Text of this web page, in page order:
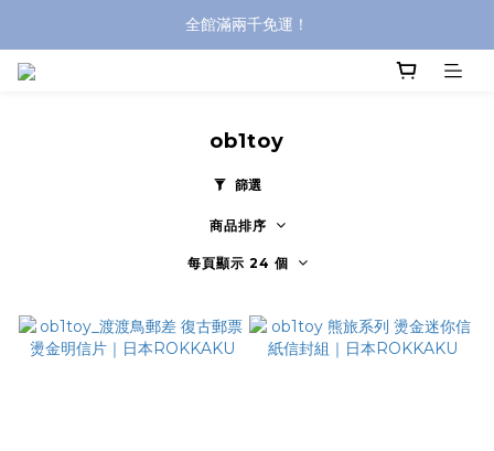
全館滿兩千免運！
ob1toy
篩選
商品排序
每頁顯示 24 個